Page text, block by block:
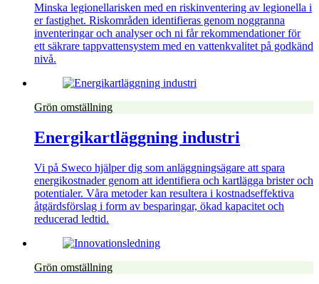
Minska legionellarisken med en riskinventering av legionella i
er fastighet. Riskområden identifieras genom noggranna
inventeringar och analyser och ni får rekommendationer för
ett säkrare tappvattensystem med en vattenkvalitet på godkänd
nivå.
Grön omställning
Energikartläggning industri
Vi på Sweco hjälper dig som anläggningsägare att spara
energikostnader genom att identifiera och kartlägga brister och
potentialer. Våra metoder kan resultera i kostnadseffektiva
åtgärdsförslag i form av besparingar, ökad kapacitet och
reducerad ledtid.
Grön omställning